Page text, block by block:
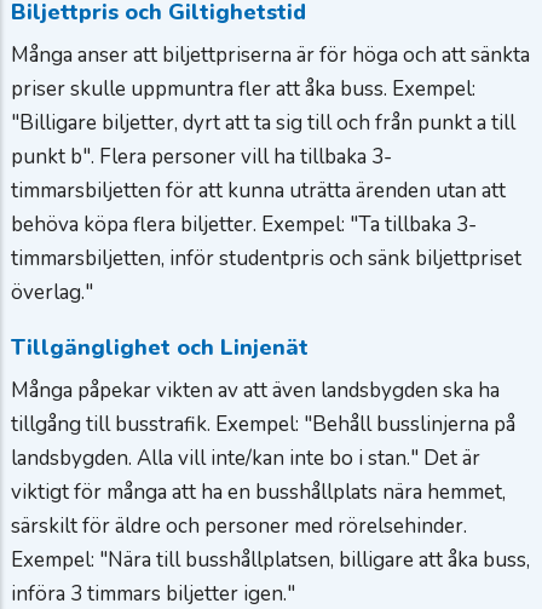
Biljettpris och Giltighetstid
Många anser att biljettpriserna är för höga och att sänkta
priser skulle uppmuntra fler att åka buss. Exempel:
"Billigare biljetter, dyrt att ta sig till och från punkt a till
punkt b". Flera personer vill ha tillbaka 3-
timmarsbiljetten för att kunna uträtta ärenden utan att
behöva köpa flera biljetter. Exempel: "Ta tillbaka 3-
timmarsbiljetten, inför studentpris och sänk biljettpriset
överlag."
Tillgänglighet och Linjenät
Många påpekar vikten av att även landsbygden ska ha
tillgång till busstrafik. Exempel: "Behåll busslinjerna på
landsbygden. Alla vill inte/kan inte bo i stan." Det är
viktigt för många att ha en busshållplats nära hemmet,
särskilt för äldre och personer med rörelsehinder.
Exempel: "Nära till busshållplatsen, billigare att åka buss,
införa 3 timmars biljetter igen."